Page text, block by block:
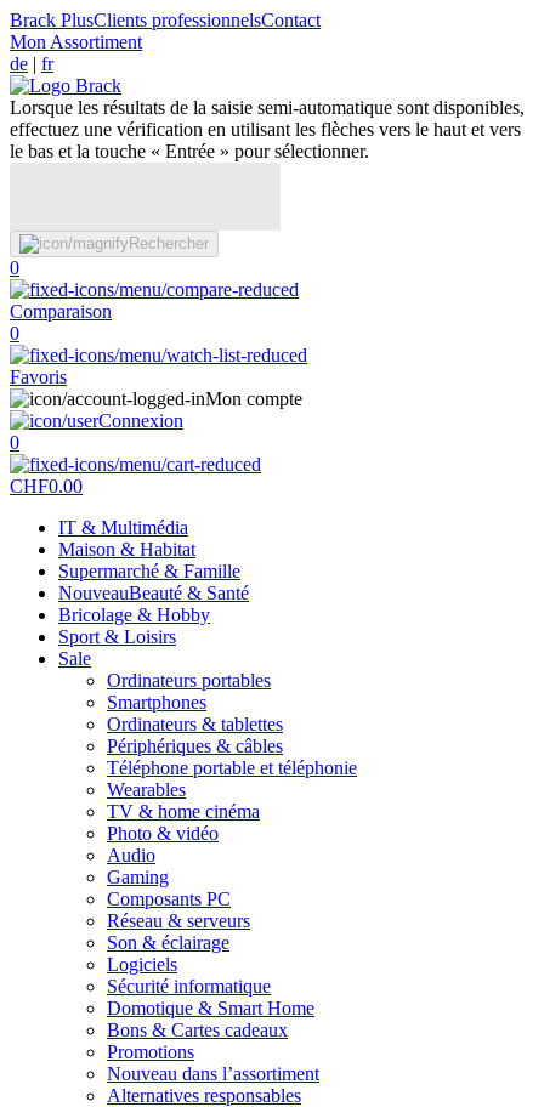
Brack PlusClients professionnelsContact
Mon Assortiment
de | fr
Lorsque les résultats de la saisie semi-automatique sont disponibles,
effectuez une vérification en utilisant les flèches vers le haut et vers
le bas et la touche « Entrée » pour sélectionner.
Rechercher
0
Comparaison
0
Favoris
Mon compte
Connexion
0
CHF0.00
IT & Multimédia
Maison & Habitat
Supermarché & Famille
NouveauBeauté & Santé
Bricolage & Hobby
Sport & Loisirs
Sale
Ordinateurs portables
Smartphones
Ordinateurs & tablettes
Périphériques & câbles
Téléphone portable et téléphonie
Wearables
TV & home cinéma
Photo & vidéo
Audio
Gaming
Composants PC
Réseau & serveurs
Son & éclairage
Logiciels
Sécurité informatique
Domotique & Smart Home
Bons & Cartes cadeaux
Promotions
Nouveau dans l’assortiment
Alternatives responsables